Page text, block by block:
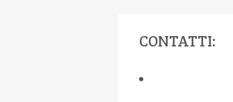
CONTATTI: